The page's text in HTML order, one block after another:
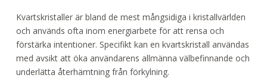
Kvartskristaller är bland de mest mångsidiga i kristallvärlden
och används ofta inom energiarbete för att rensa och
förstärka intentioner. Specifikt kan en kvartskristall användas
med avsikt att öka användarens allmänna välbefinnande och
underlätta återhämtning från förkylning.